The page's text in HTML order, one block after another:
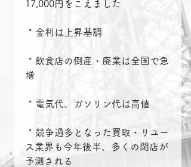
17,000円をこえました
* 金利は上昇基調
増
* 電気代、ガソリン代は高値
ス業界も今年後半、多くの閉店が
予測される